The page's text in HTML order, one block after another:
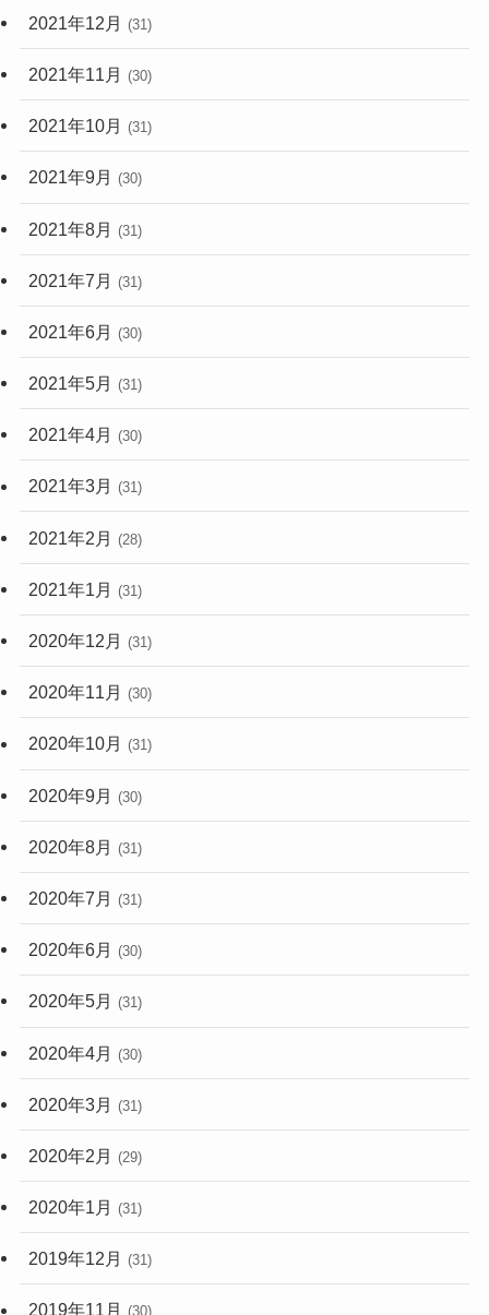
2021年12月 (31)
2021年11月 (30)
2021年10月 (31)
2021年9月 (30)
2021年8月 (31)
2021年7月 (31)
2021年6月 (30)
2021年5月 (31)
2021年4月 (30)
2021年3月 (31)
2021年2月 (28)
2021年1月 (31)
2020年12月 (31)
2020年11月 (30)
2020年10月 (31)
2020年9月 (30)
2020年8月 (31)
2020年7月 (31)
2020年6月 (30)
2020年5月 (31)
2020年4月 (30)
2020年3月 (31)
2020年2月 (29)
2020年1月 (31)
2019年12月 (31)
2019年11月